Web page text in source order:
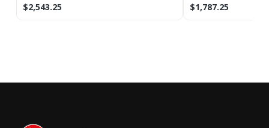
$2,543.25 $1,787.25